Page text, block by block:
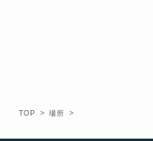
TOP 場所